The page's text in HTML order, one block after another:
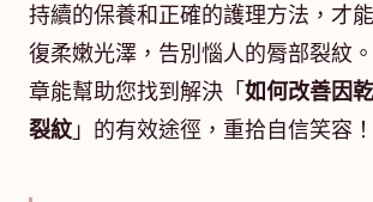
持續的保養和正確的護理方法，才
復柔嫩光澤，告別惱人的脣部裂紋
章能幫助您找到解決「如何改善因
裂紋」的有效途徑，重拾自信笑容！